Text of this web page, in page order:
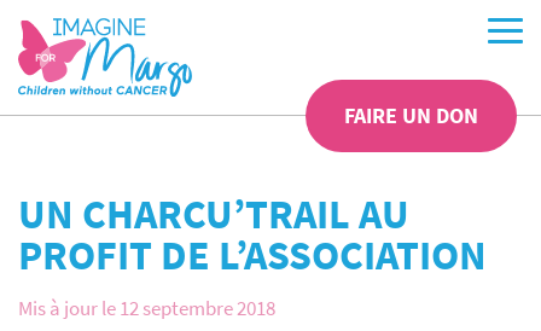
FAIRE UN DON
UN CHARCU’TRAIL AU
PROFIT DE L’ASSOCIATION
Mis à jour le 12 septembre 2018